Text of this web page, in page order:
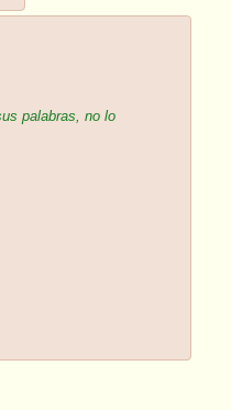
palabras, no lo